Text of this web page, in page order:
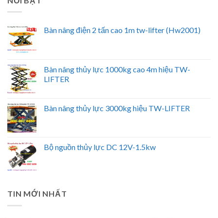
Bàn nâng điện 2 tấn cao 1m tw-lifter (Hw2001)
Bàn nâng thủy lực 1000kg cao 4m hiệu TW-
LIFTER
Bàn nâng thủy lực 3000kg hiệu TW-LIFTER
Bộ nguồn thủy lực DC 12V-1.5kw
TIN MỚI NHẤT